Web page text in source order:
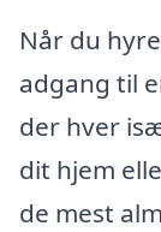
Når du
adgang til
der hver
dit hjem
de mest